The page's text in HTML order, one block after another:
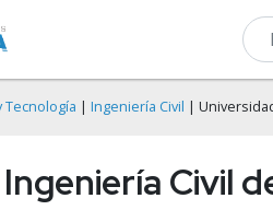
Tecnología | Ingeniería Civil |
Civil